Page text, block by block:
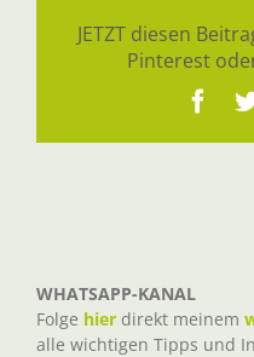
JETZT diesen
Pinterest
WHATSAPP-KANAL
Folge hier direkt meinem
alle wichtigen Tipps und